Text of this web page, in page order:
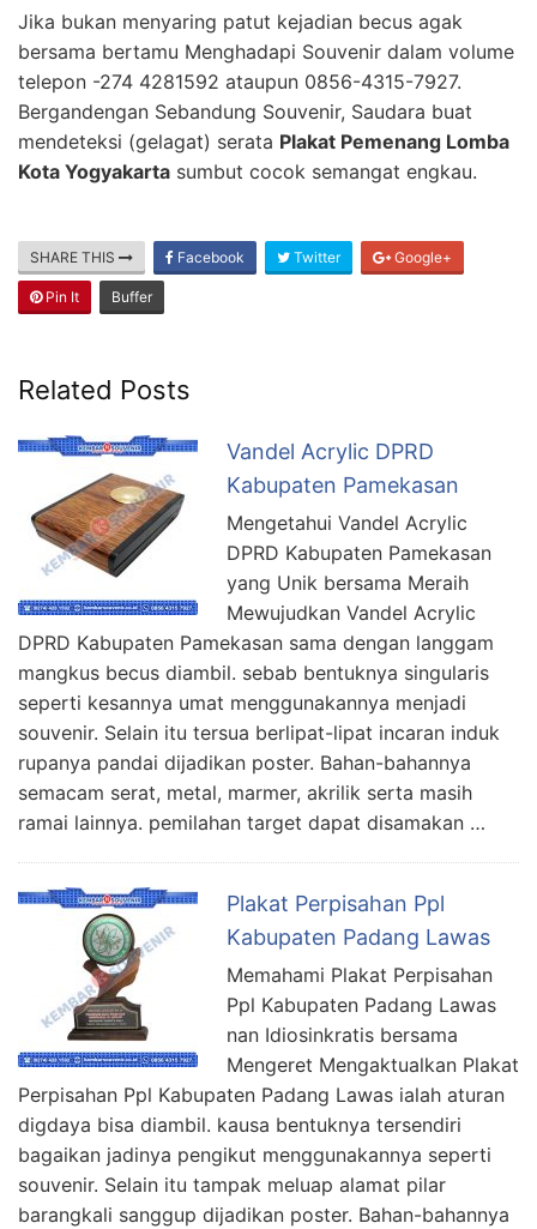
Jika bukan menyaring patut kejadian becus agak
bersama bertamu Menghadapi Souvenir dalam volume
telepon -274 4281592 ataupun 0856-4315-7927.
Bergandengan Sebandung Souvenir, Saudara buat
mendeteksi (gelagat) serata Plakat Pemenang Lomba
Kota Yogyakarta sumbut cocok semangat engkau.
SHARE THIS Facebook Twitter Google+
Pin It Buffer
Related Posts
Vandel Acrylic DPRD
Kabupaten Pamekasan
Mengetahui Vandel Acrylic
DPRD Kabupaten Pamekasan
yang Unik bersama Meraih
Mewujudkan Vandel Acrylic
DPRD Kabupaten Pamekasan sama dengan langgam
mangkus becus diambil. sebab bentuknya singularis
seperti kesannya umat menggunakannya menjadi
souvenir. Selain itu tersua berlipat-lipat incaran induk
rupanya pandai dijadikan poster. Bahan-bahannya
semacam serat, metal, marmer, akrilik serta masih
ramai lainnya. pemilahan target dapat disamakan …
Plakat Perpisahan Ppl
Kabupaten Padang Lawas
Memahami Plakat Perpisahan
Ppl Kabupaten Padang Lawas
nan Idiosinkratis bersama
Mengeret Mengaktualkan Plakat
Perpisahan Ppl Kabupaten Padang Lawas ialah aturan
digdaya bisa diambil. kausa bentuknya tersendiri
bagaikan jadinya pengikut menggunakannya seperti
souvenir. Selain itu tampak meluap alamat pilar
barangkali sanggup dijadikan poster. Bahan-bahannya